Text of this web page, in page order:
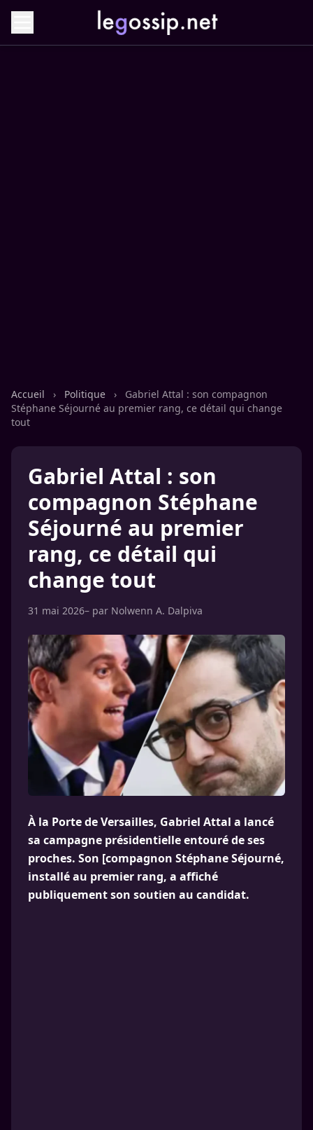
Accueil › Politique ›
Gabriel Attal : son compagnon
Stéphane Séjourné au premier rang, ce détail qui change
tout
Gabriel Attal : son
compagnon Stéphane
Séjourné au premier
rang, ce détail qui
change tout
31 mai 2026– par Nolwenn A. Dalpiva
À la Porte de Versailles, Gabriel Attal a lancé
sa campagne présidentielle entouré de ses
proches. Son [compagnon Stéphane Séjourné,
installé au premier rang, a affiché
publiquement son soutien au candidat.